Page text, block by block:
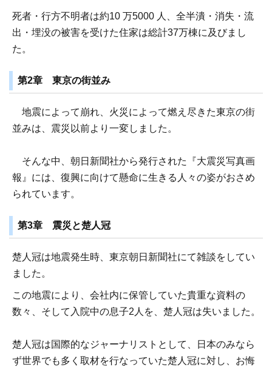
死者・行方不明者は約10 万5000 人、全半潰・消失・流
出・埋没の被害を受けた住家は総計37万棟に及びまし
た。
第2章 東京の街並み
地震によって崩れ、火災によって燃え尽きた東京の街
並みは、震災以前より一変しました。
そんな中、朝日新聞社から発行された『大震災写真画
報』には、復興に向けて懸命に生きる人々の姿がおさめ
られています。
第3章 震災と楚人冠
楚人冠は地震発生時、東京朝日新聞社にて雑談をしてい
ました。
この地震により、会社内に保管していた貴重な資料の
数々、そして入院中の息子2人を、楚人冠は失いました。
楚人冠は国際的なジャーナリストとして、日本のみなら
ず世界でも多く取材を行なっていた楚人冠に対し、お悔